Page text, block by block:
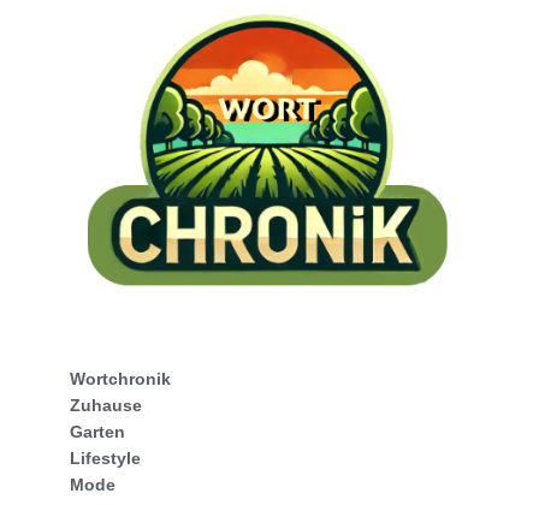
Wortchronik
Zuhause
Garten
Lifestyle
Mode